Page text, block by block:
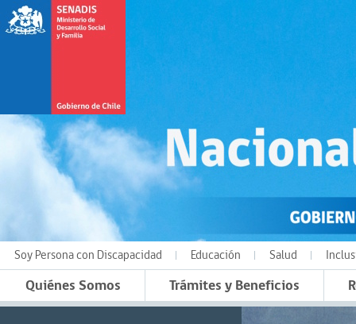
Soy Persona con Discapacidad Educación Salud
Quiénes Somos Trámites y Beneficios